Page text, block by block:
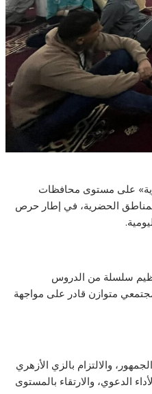
على مستوى محافظات
نشاطًا مكثفًا داخل القرى والمناطق الحضرية، في إطار حرص
سلسلة من الدروس
متوازن قادر على مواجهة
والالتزام بالزي الأزهري
الدعوي، والارتقاء بالمستوى